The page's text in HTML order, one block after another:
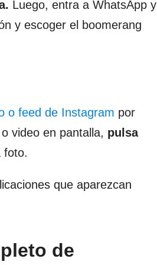
Luego, entra a WhatsApp y
y escoger el boomerang
o feed de Instagram por
video en pantalla, pulsa
foto.
que aparezcan
de